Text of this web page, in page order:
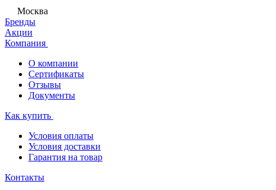
Москва
Бренды
Акции
Компания
О компании
Сертификаты
Отзывы
Документы
Как купить
Условия оплаты
Условия доставки
Гарантия на товар
Контакты